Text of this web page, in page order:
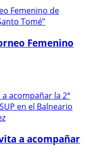
Femenino
a acompañar